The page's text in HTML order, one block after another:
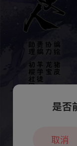
本章节
是否
取消